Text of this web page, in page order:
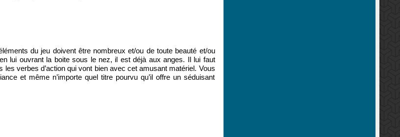
du jeu doivent être nombreux et/ou de toute beauté et/ou
lui ouvrant la boite sous le nez, il est déjà aux anges. Il lui faut
les verbes d’action qui vont bien avec cet amusant matériel. Vous
et même n’importe quel titre pourvu qu’il offre un séduisant